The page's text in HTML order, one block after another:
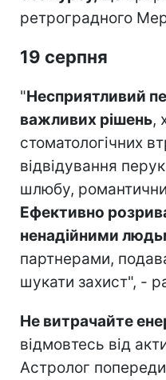
ретроградного
19 серпня
"Несприятливий
важливих рішень,
стоматологічних
відвідування
шлюбу,
Ефективно
ненадійними
партнерами,
шукати захист", -
Не витрачайте
відмовтесь від
Астролог